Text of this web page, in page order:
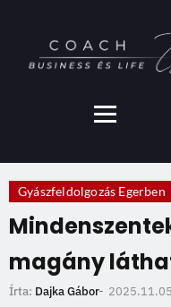
Gyászfeldolgozás Egerben
magány
Írta: Dajka Gábor-